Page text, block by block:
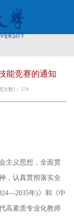
能竞赛的通知
次数]： 574
主义思想，全面贯
，认真贯彻落实全
年)》和《中
高素质专业化教师